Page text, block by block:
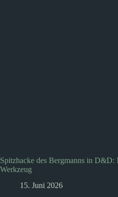
Spitzhacke des Bergmanns in D&D:
Werkzeug
15. Juni 2026